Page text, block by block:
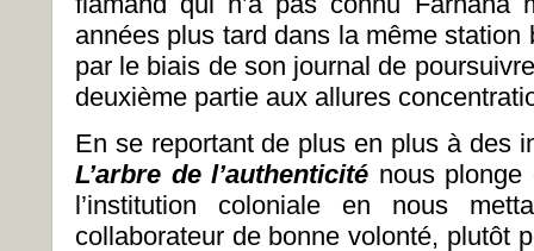
années plus tard dans la même
par le biais de son journal de
deuxième partie aux allures
En se reportant de plus en plus à des
L’arbre de l’authenticité nous plonge
l’institution coloniale en nous
collaborateur de bonne volonté, plutôt